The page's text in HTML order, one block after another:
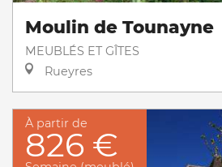
Moulin de Tounayne
MEUBLÉS ET GÎTES
Rueyres
À partir de
826 €